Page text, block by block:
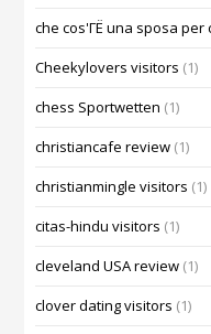
che cos'ГЁ una sposa
Cheekylovers visitors (1)
chess Sportwetten (1)
christiancafe review (1)
christianmingle visitors (1)
citas-hindu visitors (1)
cleveland USA review (1)
clover dating visitors (1)